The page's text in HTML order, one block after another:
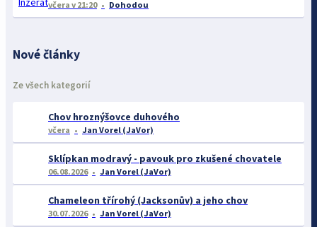
včera v 21:20 Dohodou
Nové články
Ze všech kategorií
Chov hroznýšovce duhového
včera Jan Vorel (JaVor)
Sklípkan modravý - pavouk pro zkušené chovatele
06.08.2026 Jan Vorel (JaVor)
Chameleon třírohý (Jacksonův) a jeho chov
30.07.2026 Jan Vorel (JaVor)